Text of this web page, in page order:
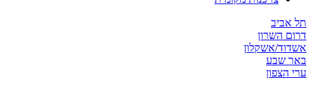
תל אביב
דרום השרון
אשדוד/אשקלון
באר שבע
ערי הצפון